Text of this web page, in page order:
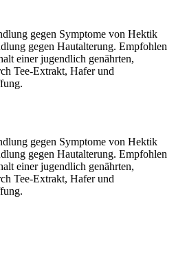
gegen Symptome von Hektik
gegen Hautalterung. Empfohlen
einer jugendlich genährten,
Tee-Extrakt, Hafer und
gegen Symptome von Hektik
gegen Hautalterung. Empfohlen
einer jugendlich genährten,
Tee-Extrakt, Hafer und